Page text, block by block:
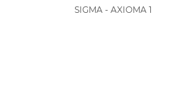
SIGMA - AXIOMA 1